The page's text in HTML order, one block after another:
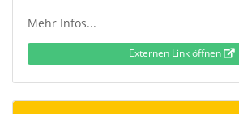
Mehr Infos...
Externen Link öffnen